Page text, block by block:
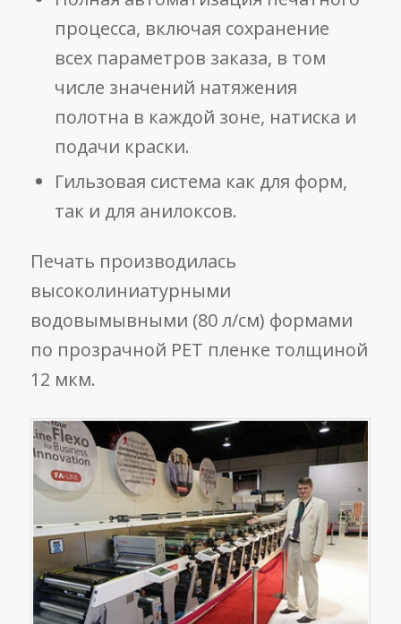
процесса, включая сохранение
всех параметров заказа, в том
числе значений натяжения
полотна в каждой зоне, натиска и
подачи краски.
Гильзовая система как для форм,
так и для анилоксов.
Печать производилась
высоколиниатурными
водовымывными (80 л/см) формами
по прозрачной PET пленке толщиной
12 мкм.